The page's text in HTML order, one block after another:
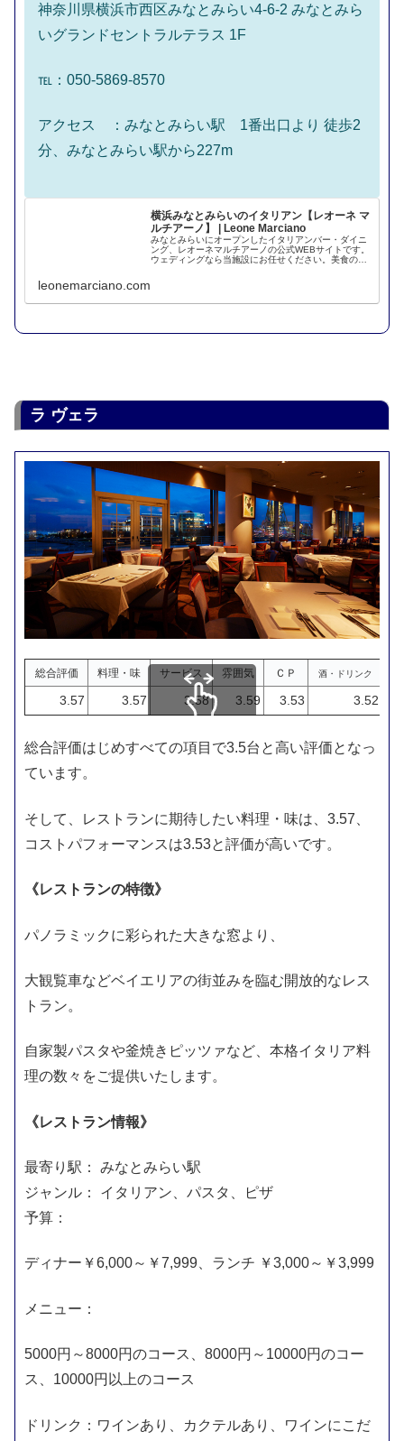
神奈川県横浜市西区みなとみらい4-6-2 みなとみら
いグランドセントラルテラス 1F
℡：050-5869-8570
アクセス ：みなとみらい駅 1番出口より 徒歩2
分、みなとみらい駅から227m
横浜みなとみらいのイタリアン【レオーネ マ
ルチアーノ】 | Leone Marciano
みなとみらいにオープンしたイタリアンバー・ダイニ
ング、レオーネマルチアーノの公式WEBサイトです。
ウェディングなら当施設にお任せください。美食の国
leonemarciano.com
ラ ヴェラ
総合評価 料理・味 サービス 雰囲気 ＣＰ 酒・ドリンク
3.57 3.57 3.58 3.59 3.53 3.52
総合評価はじめすべての項目で3.5台と高い評価となっ
ています。
そして、レストランに期待したい料理・味は、3.57、
コストパフォーマンスは3.53と評価が高いです。
《レストランの特徴》
パノラミックに彩られた大きな窓より、
大観覧車などベイエリアの街並みを臨む開放的なレス
トラン。
自家製パスタや釜焼きピッツァなど、本格イタリア料
理の数々をご提供いたします。
《レストラン情報》
最寄り駅： みなとみらい駅
ジャンル： イタリアン、パスタ、ピザ
予算：
ディナー￥6,000～￥7,999、ランチ ￥3,000～￥3,999
メニュー：
5000円～8000円のコース、8000円～10000円のコー
ス、10000円以上のコース
ドリンク：ワインあり、カクテルあり、ワインにこだ